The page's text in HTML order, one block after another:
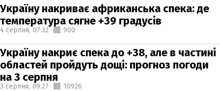
Україну накриває африканська спека: де
температура сягне +39 градусів
4 серпня, 07:32 900
Україну накриє спека до +38, але в частині
областей пройдуть дощі: прогноз погоди
на 3 серпня
3 серпня, 09:27 10926